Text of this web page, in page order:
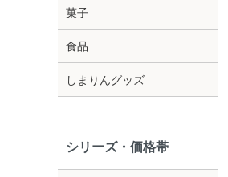
菓子
食品
しまりんグッズ
シリーズ・価格帯